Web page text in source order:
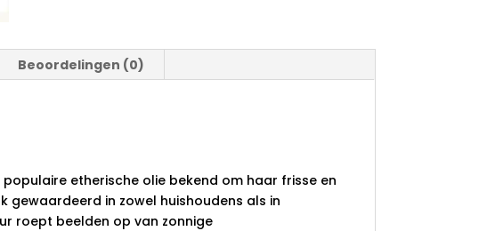
Beoordelingen (0)
etherische olie bekend om haar frisse en
gewaardeerd in zowel huishoudens als in
roept beelden op van zonnige